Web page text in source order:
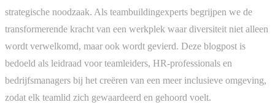
strategische noodzaak. Als teambuildingexperts begrijpen we de
transformerende kracht van een werkplek waar diversiteit niet alleen
wordt verwelkomd, maar ook wordt gevierd. Deze blogpost is
bedoeld als leidraad voor teamleiders, HR-professionals en
bedrijfsmanagers bij het creëren van een meer inclusieve omgeving,
zodat elk teamlid zich gewaardeerd en gehoord voelt.